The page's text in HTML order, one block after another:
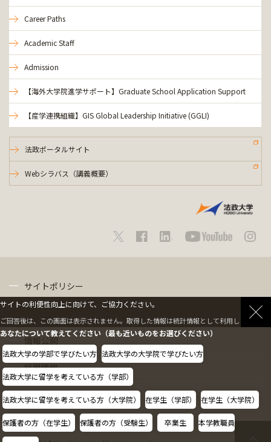
Career Paths
Academic Staff
Admission
【海外大学院進学サポート】Graduate School Application Support
【産学連携組織】GIS Global Leadership Initiative (GGLI)
法政ポータルサイト
Webシラバス（講義概要）
サイトポリシー
情報公開
採用情報
教職員の方へ
サイトの利便性向上に向けて、ご協力ください。
ご回答後は、この画面は表示されません。取得した情報は統計情報として利用します。
あなたについて教えてください（最も近いものをお選びください）
法政大学の学部で学びたい方 法政大学の大学院で学びたい方
法政大学に留学を考えている方（学部）
法政大学に留学を考えている方（大学院） 在学生（学部） 在学生（大学院）
保護者の方（在学生） 保護者の方（受験生） 卒業生 本学教職員